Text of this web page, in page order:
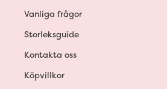
Vanliga frågor
Storleksguide
Kontakta oss
Köpvillkor